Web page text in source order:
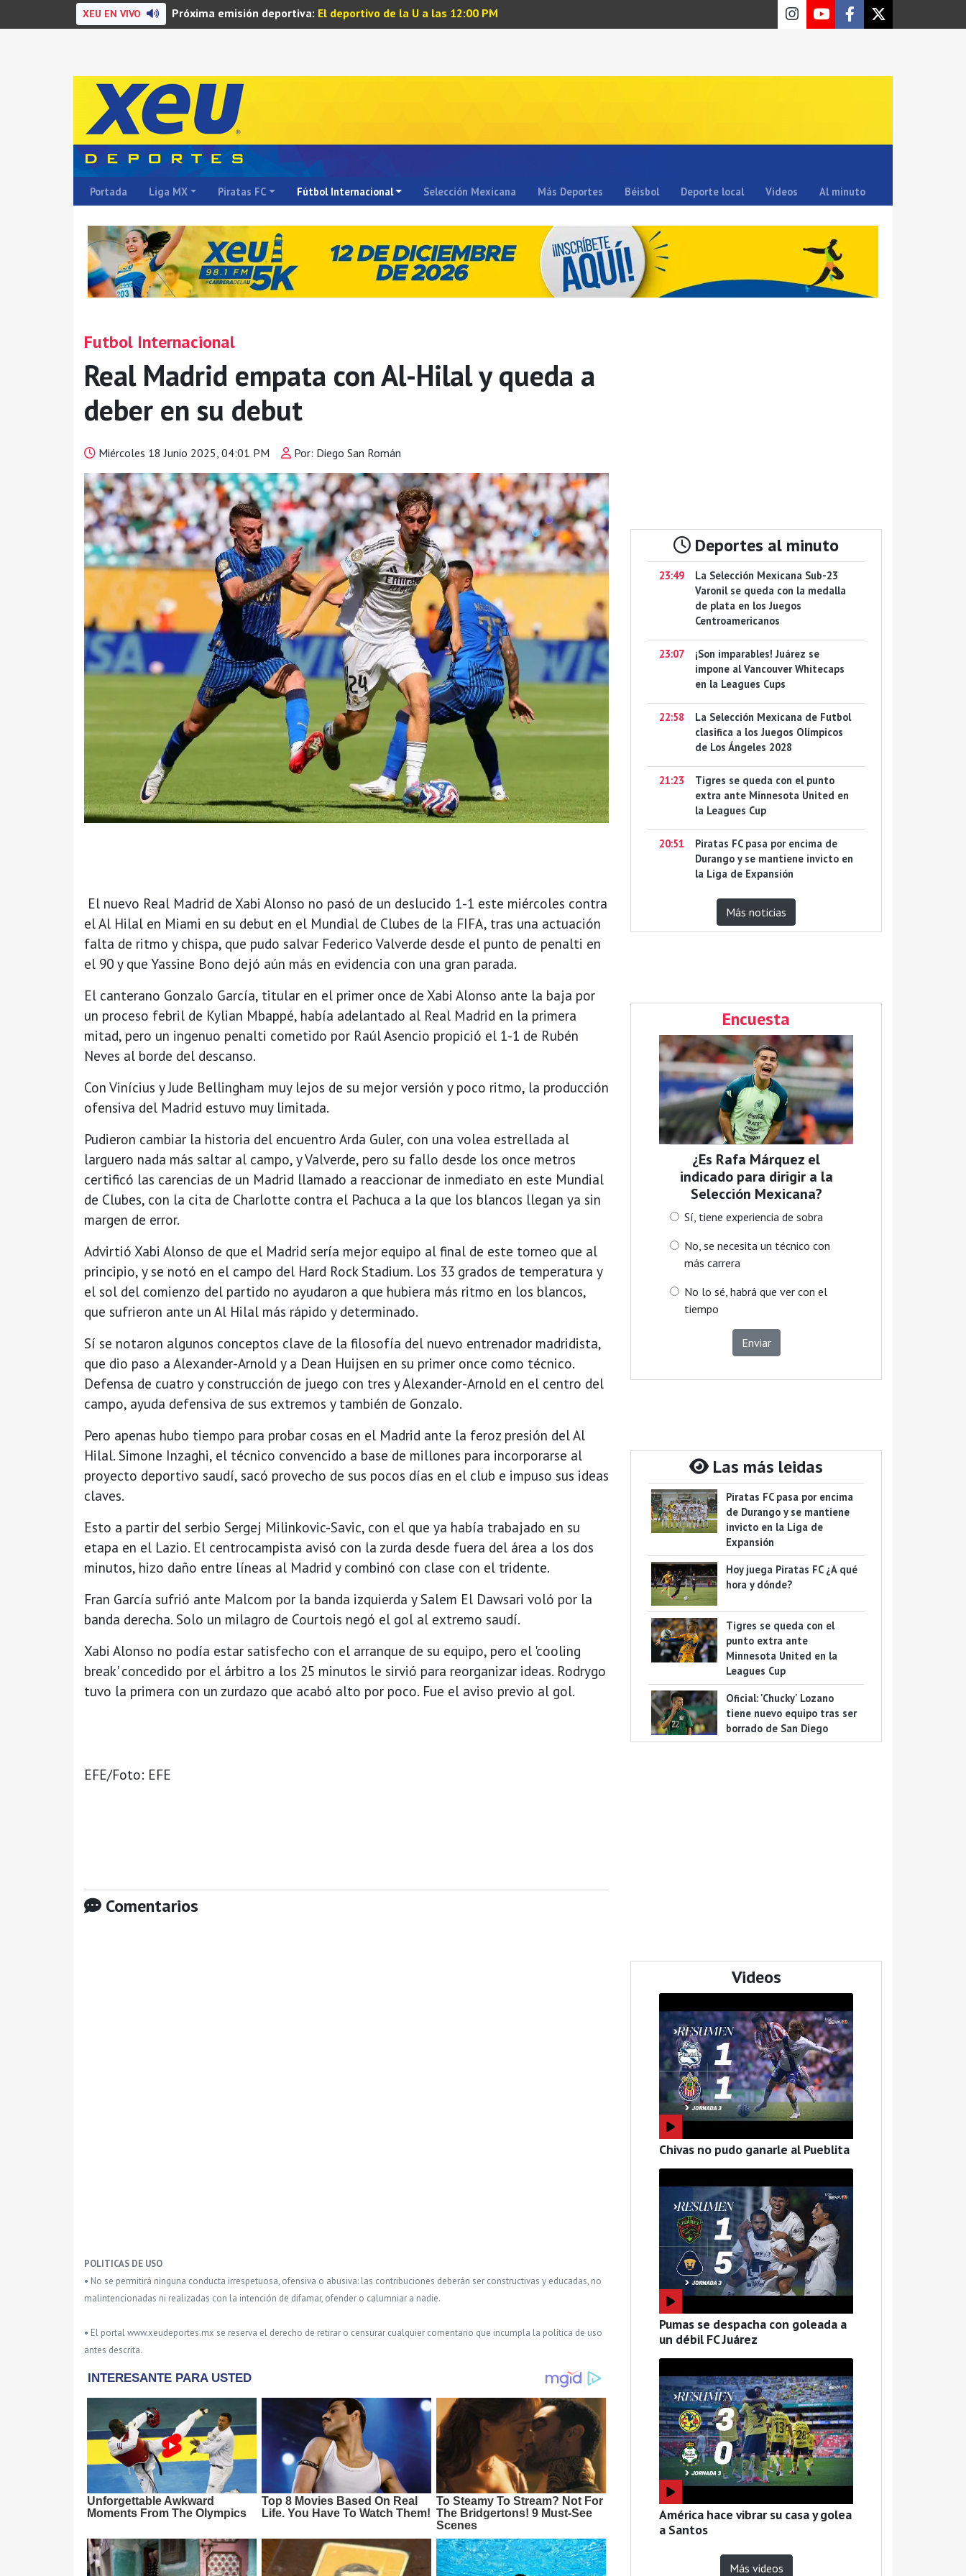
XEU EN VIVO Próxima emisión deportiva: El deportivo de la U a las 12:00 PM
Portada Liga MX Piratas FC Fútbol Internacional Selección Mexicana Más Deportes Béisbol Deporte local Videos Al minuto
Futbol Internacional
Real Madrid empata con Al-Hilal y queda a
deber en su debut
Miércoles 18 Junio 2025, 04:01 PM Por: Diego San Román
El nuevo Real Madrid de Xabi Alonso no pasó de un deslucido 1-1 este miércoles contra
el Al Hilal en Miami en su debut en el Mundial de Clubes de la FIFA, tras una actuación
falta de ritmo y chispa, que pudo salvar Federico Valverde desde el punto de penalti en
el 90 y que Yassine Bono dejó aún más en evidencia con una gran parada.
El canterano Gonzalo García, titular en el primer once de Xabi Alonso ante la baja por
un proceso febril de Kylian Mbappé, había adelantado al Real Madrid en la primera
mitad, pero un ingenuo penalti cometido por Raúl Asencio propició el 1-1 de Rubén
Neves al borde del descanso.
Con Vinícius y Jude Bellingham muy lejos de su mejor versión y poco ritmo, la producción
ofensiva del Madrid estuvo muy limitada.
Pudieron cambiar la historia del encuentro Arda Guler, con una volea estrellada al
larguero nada más saltar al campo, y Valverde, pero su fallo desde los once metros
certificó las carencias de un Madrid llamado a reaccionar de inmediato en este Mundial
de Clubes, con la cita de Charlotte contra el Pachuca a la que los blancos llegan ya sin
margen de error.
Advirtió Xabi Alonso de que el Madrid sería mejor equipo al final de este torneo que al
principio, y se notó en el campo del Hard Rock Stadium. Los 33 grados de temperatura y
el sol del comienzo del partido no ayudaron a que hubiera más ritmo en los blancos,
que sufrieron ante un Al Hilal más rápido y determinado.
Sí se notaron algunos conceptos clave de la filosofía del nuevo entrenador madridista,
que dio paso a Alexander-Arnold y a Dean Huijsen en su primer once como técnico.
Defensa de cuatro y construcción de juego con tres y Alexander-Arnold en el centro del
campo, ayuda defensiva de sus extremos y también de Gonzalo.
Pero apenas hubo tiempo para probar cosas en el Madrid ante la feroz presión del Al
Hilal. Simone Inzaghi, el técnico convencido a base de millones para incorporarse al
proyecto deportivo saudí, sacó provecho de sus pocos días en el club e impuso sus ideas
claves.
Esto a partir del serbio Sergej Milinkovic-Savic, con el que ya había trabajado en su
etapa en el Lazio. El centrocampista avisó con la zurda desde fuera del área a los dos
minutos, hizo daño entre líneas al Madrid y combinó con clase con el tridente.
Fran García sufrió ante Malcom por la banda izquierda y Salem El Dawsari voló por la
banda derecha. Solo un milagro de Courtois negó el gol al extremo saudí.
Xabi Alonso no podía estar satisfecho con el arranque de su equipo, pero el 'cooling
break' concedido por el árbitro a los 25 minutos le sirvió para reorganizar ideas. Rodrygo
tuvo la primera con un zurdazo que acabó alto por poco. Fue el aviso previo al gol.
EFE/Foto: EFE
Comentarios
POLITICAS DE USO
• No se permitirá ninguna conducta irrespetuosa, ofensiva o abusiva: las contribuciones deberán ser constructivas y educadas, no
malintencionadas ni realizadas con la intención de difamar, ofender o calumniar a nadie.
• El portal www.xeudeportes.mx se reserva el derecho de retirar o censurar cualquier comentario que incumpla la política de uso
antes descrita.
Deportes al minuto
23:49
La Selección Mexicana Sub-23
Varonil se queda con la medalla
de plata en los Juegos
Centroamericanos
23:07
¡Son imparables! Juárez se
impone al Vancouver Whitecaps
en la Leagues Cups
22:58
La Selección Mexicana de Futbol
clasifica a los Juegos Olímpicos
de Los Ángeles 2028
21:23
Tigres se queda con el punto
extra ante Minnesota United en
la Leagues Cup
20:51
Piratas FC pasa por encima de
Durango y se mantiene invicto en
la Liga de Expansión
Más noticias
Encuesta
¿Es Rafa Márquez el
indicado para dirigir a la
Selección Mexicana?
Sí, tiene experiencia de sobra
No, se necesita un técnico con
más carrera
No lo sé, habrá que ver con el
tiempo
Enviar
Las más leidas
Piratas FC pasa por encima
de Durango y se mantiene
invicto en la Liga de
Expansión
Hoy juega Piratas FC ¿A qué
hora y dónde?
Tigres se queda con el
punto extra ante
Minnesota United en la
Leagues Cup
Oficial: 'Chucky' Lozano
tiene nuevo equipo tras ser
borrado de San Diego
Videos
Chivas no pudo ganarle al Pueblita
Pumas se despacha con goleada a
un débil FC Juárez
América hace vibrar su casa y golea
a Santos
Más videos